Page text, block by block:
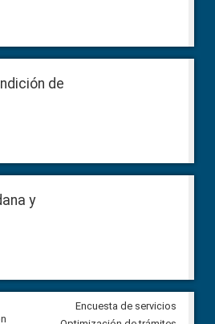
de
y
Veeduría para vigilar los
derivados de la Audiencia
Encuesta de servicios